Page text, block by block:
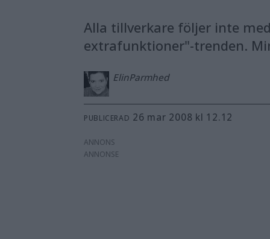
Alla tillverkare följer inte
extrafunktioner"-trenden.
ElinParmhed
PUBLICERAD 26 mar 2008 kl 12.12
ANNONS